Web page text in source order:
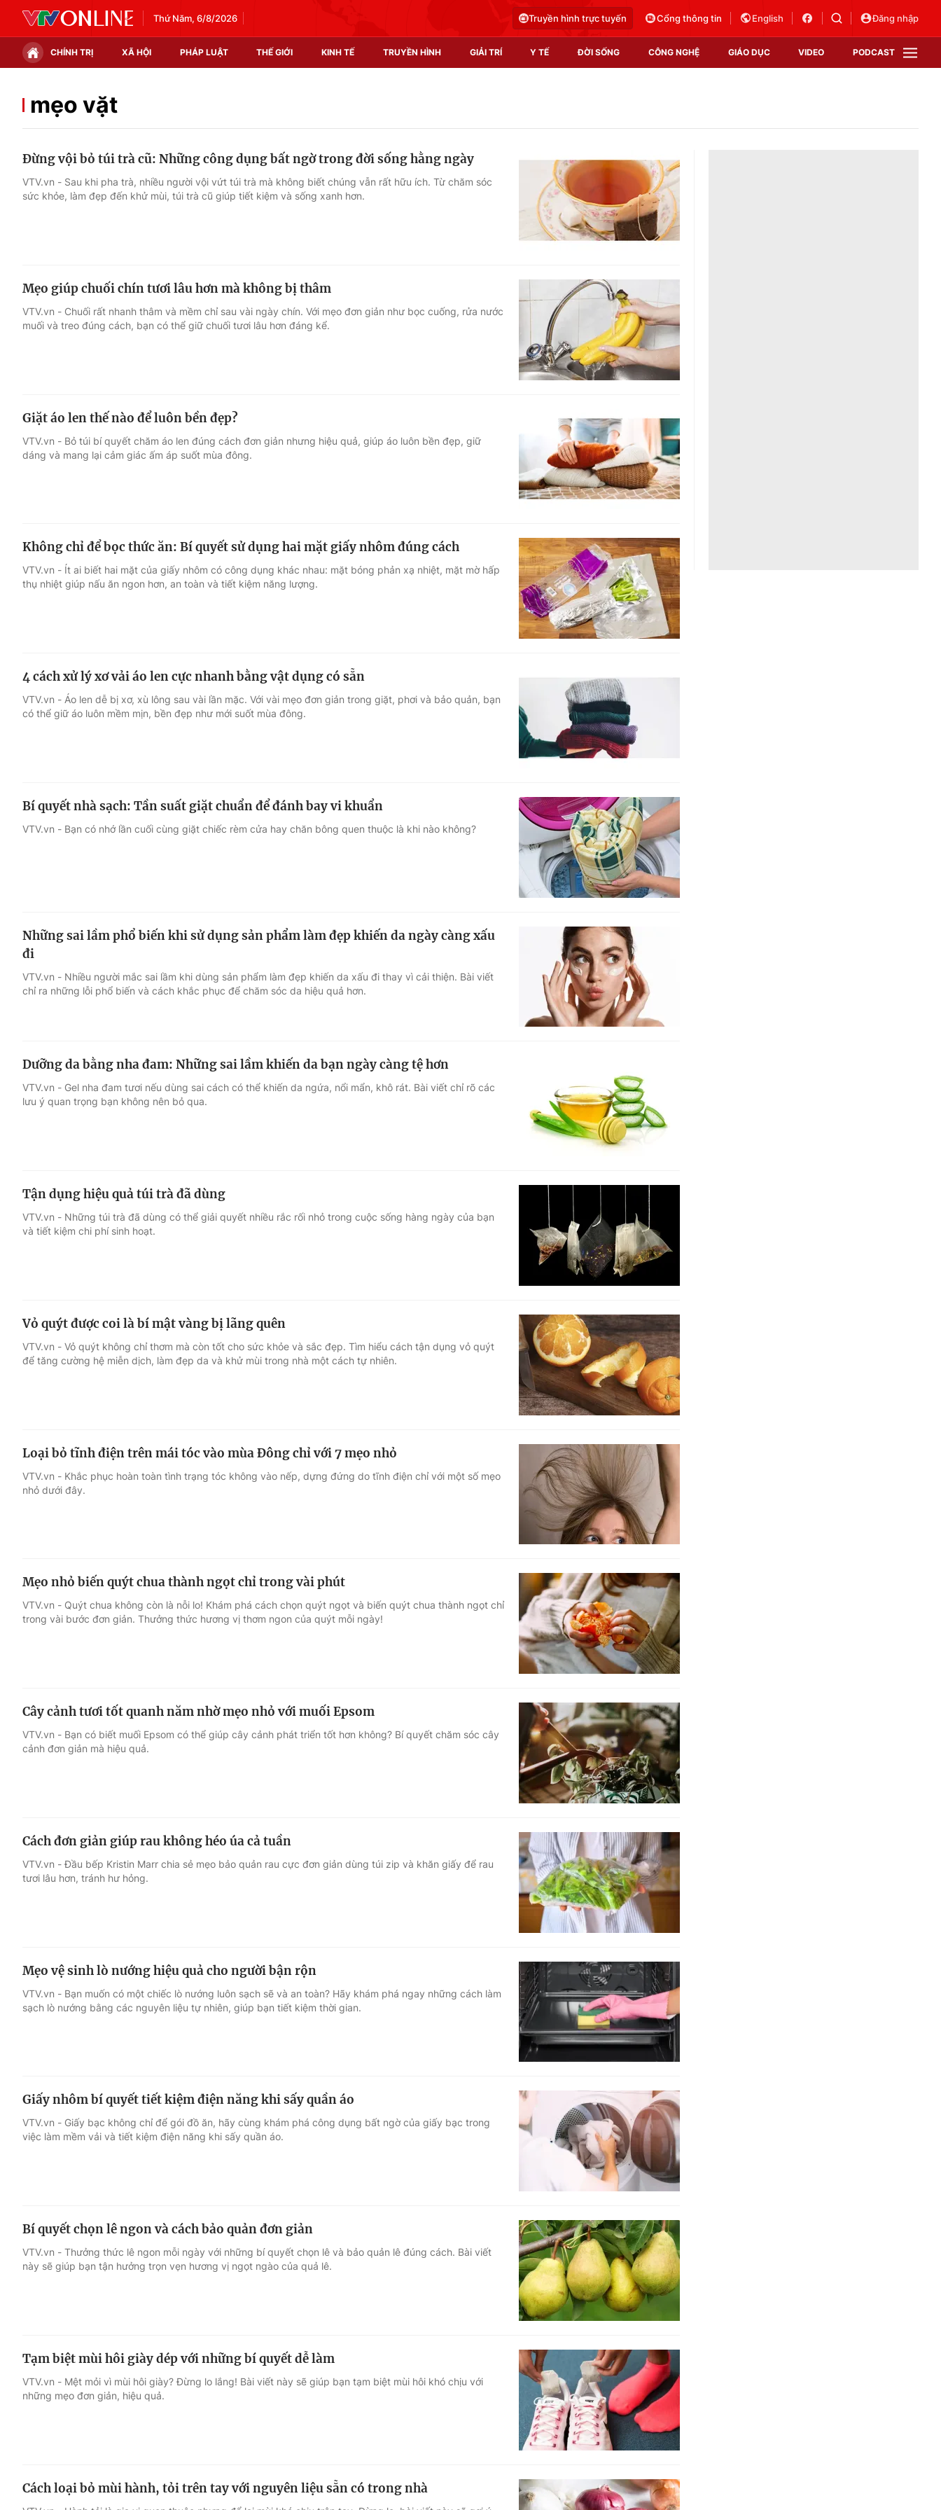
Thứ Năm, 6/8/2026 Truyền hình trực tuyến Cổng thông tin English Đăng nhập
CHÍNH TRỊ XÃ HỘI PHÁP LUẬT THẾ GIỚI KINH TẾ TRUYỀN HÌNH GIẢI TRÍ Y TẾ ĐỜI SỐNG CÔNG NGHỆ GIÁO DỤC VIDEO PODCAST
Thế giới đó đây
Thị trường
Video
Shorts video
Podcast
Photo
Infographic
Góc ảnh
Điện ảnh
Âm nhạc
Sao
Du lịch
Làm đẹp
Chất lượng cuộc sống
Học trực tuyến
Công nghệ
Sản phẩm
Thị trường
Tư vấn
VTV Sức khoẻ
mẹo vặt
Đừng vội bỏ túi trà cũ: Những công dụng bất ngờ trong đời sống hằng ngày
VTV.vn - Sau khi pha trà, nhiều người vội vứt túi trà mà không biết chúng vẫn rất hữu ích. Từ chăm sóc
sức khỏe, làm đẹp đến khử mùi, túi trà cũ giúp tiết kiệm và sống xanh hơn.
Mẹo giúp chuối chín tươi lâu hơn mà không bị thâm
VTV.vn - Chuối rất nhanh thâm và mềm chỉ sau vài ngày chín. Với mẹo đơn giản như bọc cuống, rửa nước
muối và treo đúng cách, bạn có thể giữ chuối tươi lâu hơn đáng kể.
Giặt áo len thế nào để luôn bền đẹp?
VTV.vn - Bỏ túi bí quyết chăm áo len đúng cách đơn giản nhưng hiệu quả, giúp áo luôn bền đẹp, giữ
dáng và mang lại cảm giác ấm áp suốt mùa đông.
Không chỉ để bọc thức ăn: Bí quyết sử dụng hai mặt giấy nhôm đúng cách
VTV.vn - Ít ai biết hai mặt của giấy nhôm có công dụng khác nhau: mặt bóng phản xạ nhiệt, mặt mờ hấp
thụ nhiệt giúp nấu ăn ngon hơn, an toàn và tiết kiệm năng lượng.
4 cách xử lý xơ vải áo len cực nhanh bằng vật dụng có sẵn
VTV.vn - Áo len dễ bị xơ, xù lông sau vài lần mặc. Với vài mẹo đơn giản trong giặt, phơi và bảo quản, bạn
có thể giữ áo luôn mềm mịn, bền đẹp như mới suốt mùa đông.
Bí quyết nhà sạch: Tần suất giặt chuẩn để đánh bay vi khuẩn
VTV.vn - Bạn có nhớ lần cuối cùng giặt chiếc rèm cửa hay chăn bông quen thuộc là khi nào không?
Những sai lầm phổ biến khi sử dụng sản phẩm làm đẹp khiến da ngày càng xấu
đi
VTV.vn - Nhiều người mắc sai lầm khi dùng sản phẩm làm đẹp khiến da xấu đi thay vì cải thiện. Bài viết
chỉ ra những lỗi phổ biến và cách khắc phục để chăm sóc da hiệu quả hơn.
Dưỡng da bằng nha đam: Những sai lầm khiến da bạn ngày càng tệ hơn
VTV.vn - Gel nha đam tươi nếu dùng sai cách có thể khiến da ngứa, nổi mẩn, khô rát. Bài viết chỉ rõ các
lưu ý quan trọng bạn không nên bỏ qua.
Tận dụng hiệu quả túi trà đã dùng
VTV.vn - Những túi trà đã dùng có thể giải quyết nhiều rắc rối nhỏ trong cuộc sống hàng ngày của bạn
và tiết kiệm chi phí sinh hoạt.
Vỏ quýt được coi là bí mật vàng bị lãng quên
VTV.vn - Vỏ quýt không chỉ thơm mà còn tốt cho sức khỏe và sắc đẹp. Tìm hiểu cách tận dụng vỏ quýt
để tăng cường hệ miễn dịch, làm đẹp da và khử mùi trong nhà một cách tự nhiên.
Loại bỏ tĩnh điện trên mái tóc vào mùa Đông chỉ với 7 mẹo nhỏ
VTV.vn - Khắc phục hoàn toàn tình trạng tóc không vào nếp, dựng đứng do tĩnh điện chỉ với một số mẹo
nhỏ dưới đây.
Mẹo nhỏ biến quýt chua thành ngọt chỉ trong vài phút
VTV.vn - Quýt chua không còn là nỗi lo! Khám phá cách chọn quýt ngọt và biến quýt chua thành ngọt chỉ
trong vài bước đơn giản. Thưởng thức hương vị thơm ngon của quýt mỗi ngày!
Cây cảnh tươi tốt quanh năm nhờ mẹo nhỏ với muối Epsom
VTV.vn - Bạn có biết muối Epsom có thể giúp cây cảnh phát triển tốt hơn không? Bí quyết chăm sóc cây
cảnh đơn giản mà hiệu quả.
Cách đơn giản giúp rau không héo úa cả tuần
VTV.vn - Đầu bếp Kristin Marr chia sẻ mẹo bảo quản rau cực đơn giản dùng túi zip và khăn giấy để rau
tươi lâu hơn, tránh hư hỏng.
Mẹo vệ sinh lò nướng hiệu quả cho người bận rộn
VTV.vn - Bạn muốn có một chiếc lò nướng luôn sạch sẽ và an toàn? Hãy khám phá ngay những cách làm
sạch lò nướng bằng các nguyên liệu tự nhiên, giúp bạn tiết kiệm thời gian.
Giấy nhôm bí quyết tiết kiệm điện năng khi sấy quần áo
VTV.vn - Giấy bạc không chỉ để gói đồ ăn, hãy cùng khám phá công dụng bất ngờ của giấy bạc trong
việc làm mềm vải và tiết kiệm điện năng khi sấy quần áo.
Bí quyết chọn lê ngon và cách bảo quản đơn giản
VTV.vn - Thưởng thức lê ngon mỗi ngày với những bí quyết chọn lê và bảo quản lê đúng cách. Bài viết
này sẽ giúp bạn tận hưởng trọn vẹn hương vị ngọt ngào của quả lê.
Tạm biệt mùi hôi giày dép với những bí quyết dễ làm
VTV.vn - Mệt mỏi vì mùi hôi giày? Đừng lo lắng! Bài viết này sẽ giúp bạn tạm biệt mùi hôi khó chịu với
những mẹo đơn giản, hiệu quả.
Cách loại bỏ mùi hành, tỏi trên tay với nguyên liệu sẵn có trong nhà